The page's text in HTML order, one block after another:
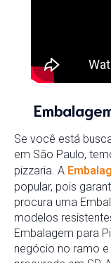
Se você está
em São Paulo,
pizzaria. A
popular, pois
procura uma
modelos
Embalagem para
negócio no ramo